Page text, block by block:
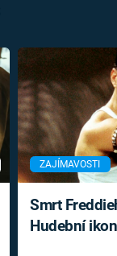
ZAJÍMAVOSTI
Smrt
Hudební